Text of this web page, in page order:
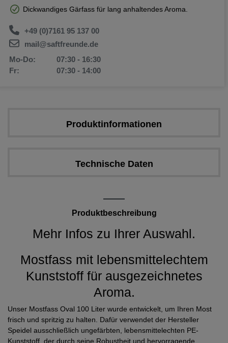
Dickwandiges Gärfass für lang anhaltendes Aroma.
+49 (0)7161 95 137 00
mail@saftfreunde.de
Mo-Do:
07:30 - 16:30
Fr:
07:30 - 14:00
Produktinformationen
Technische Daten
Produktbeschreibung
Mehr Infos zu Ihrer Auswahl.
Mostfass mit lebensmittelechtem
Kunststoff für ausgezeichnetes
Aroma.
Unser Mostfass Oval 100 Liter wurde entwickelt, um Ihren Most
frisch und spritzig zu halten. Dafür verwendet der Hersteller
Speidel ausschließlich ungefärbten, lebensmittelechten PE-
Kunststoff, der durch seine Robustheit und hervorragende